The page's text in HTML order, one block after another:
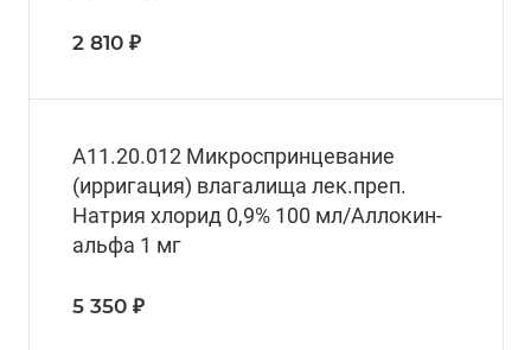
2 810 ₽
A11.20.012 Микроспринцевание
(ирригация) влагалища лек.преп.
Натрия хлорид 0,9% 100 мл/Аллокин-
альфа 1 мг
5 350 ₽